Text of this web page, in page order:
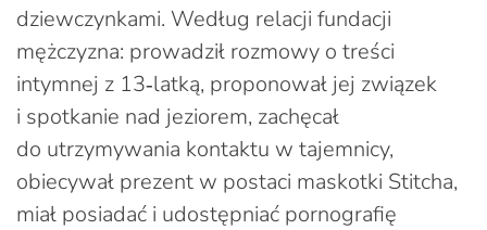
dziewczynkami. Według relacji fundacji
mężczyzna: prowadził rozmowy o treści
intymnej z 13‑latką, proponował jej związek
i spotkanie nad jeziorem, zachęcał
do utrzymywania kontaktu w tajemnicy,
obiecywał prezent w postaci maskotki Stitcha,
miał posiadać i udostępniać pornografię